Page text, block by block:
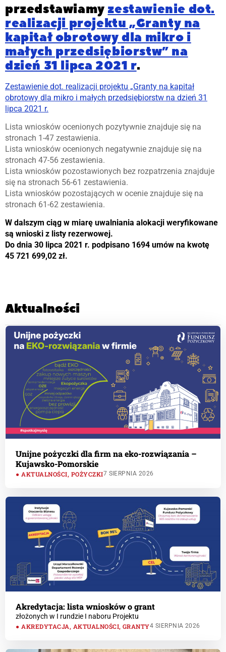
przedstawiamy zestawienie dot.
realizacji projektu „Granty na
kapitał obrotowy dla mikro i
małych przedsiębiorstw” na
dzień 31 lipca 2021 r.
Zestawienie dot. realizacji projektu „Granty na kapitał
obrotowy dla mikro i małych przedsiębiorstw na dzień 31
lipca 2021 r.
Lista wniosków ocenionych pozytywnie znajduje się na
stronach 1-47 zestawienia.
Lista wniosków ocenionych negatywnie znajduje się na
stronach 47-56 zestawienia.
Lista wniosków pozostawionych bez rozpatrzenia znajduje
się na stronach 56-61 zestawienia.
Lista wniosków pozostających w ocenie znajduje się na
stronach 61-62 zestawienia.
W dalszym ciąg w miarę uwalniania alokacji weryfikowane
są wnioski z listy rezerwowej.
Do dnia 30 lipca 2021 r. podpisano 1694 umów na kwotę
45 721 699,02 zł.
Aktualności
Unijne pożyczki dla firm na eko-rozwiązania –
Kujawsko-Pomorskie
AKTUALNOŚCI, POŻYCZKI7 SIERPNIA 2026
Akredytacja: lista wniosków o grant
złożonych w I rundzie I naboru Projektu
AKREDYTACJA, AKTUALNOŚCI, GRANTY4 SIERPNIA 2026